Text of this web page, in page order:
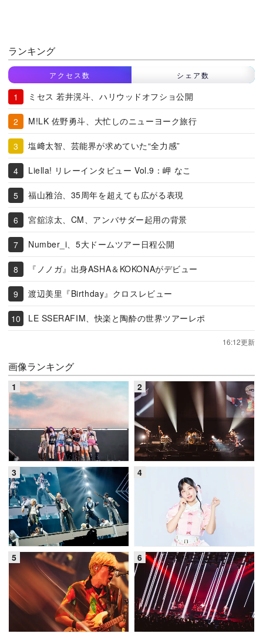
ランキング
アクセス数 シェア数
ミセス 若井滉斗、ハリウッドオフショ公開
M!LK 佐野勇斗、大忙しのニューヨーク旅行
塩﨑太智、芸能界が求めていた“全力感”
Liella! リレーインタビュー Vol.9：岬 なこ
福山雅治、35周年を超えても広がる表現
宮舘涼太、CM、アンバサダー起用の背景
Number_i、5大ドームツアー日程公開
『ノノガ』出身ASHA＆KOKONAがデビュー
渡辺美里『Birthday』クロスレビュー
LE SSERAFIM、快楽と陶酔の世界ツアーレポ
16:12更新
画像ランキング